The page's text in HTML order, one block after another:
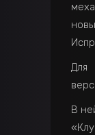
Для
В